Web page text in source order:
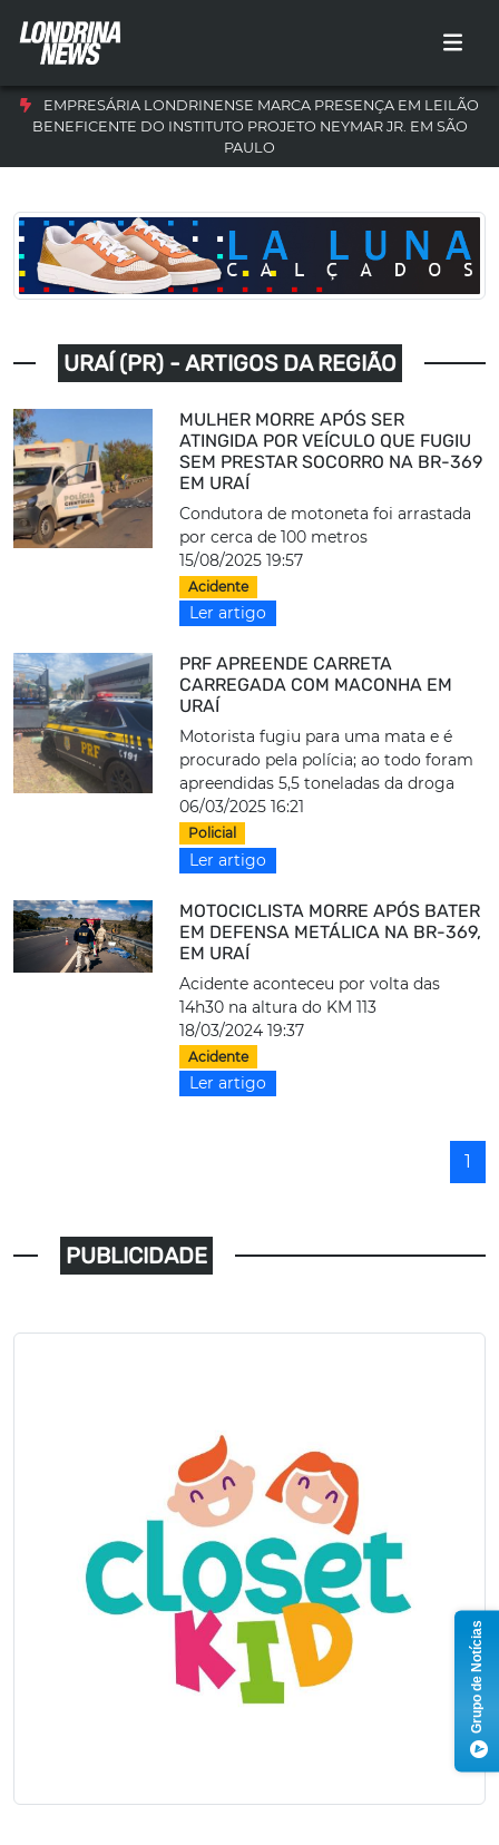
EMPRESÁRIA LONDRINENSE MARCA PRESENÇA EM LEILÃO
BENEFICENTE DO INSTITUTO PROJETO NEYMAR JR. EM SÃO
PAULO
URAÍ (PR) - ARTIGOS DA REGIÃO
MULHER MORRE APÓS SER
ATINGIDA POR VEÍCULO QUE FUGIU
SEM PRESTAR SOCORRO NA BR-369
EM URAÍ
Condutora de motoneta foi arrastada
por cerca de 100 metros
15/08/2025 19:57
Acidente
Ler artigo
PRF APREENDE CARRETA
CARREGADA COM MACONHA EM
URAÍ
Motorista fugiu para uma mata e é
procurado pela polícia; ao todo foram
apreendidas 5,5 toneladas da droga
06/03/2025 16:21
Policial
Ler artigo
MOTOCICLISTA MORRE APÓS BATER
EM DEFENSA METÁLICA NA BR-369,
EM URAÍ
Acidente aconteceu por volta das
14h30 na altura do KM 113
18/03/2024 19:37
Acidente
Ler artigo
1
PUBLICIDADE
Grupo de Notícias